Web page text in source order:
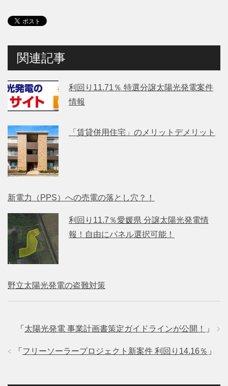
関連記事
利回り11.71％ 特選分譲太陽光発電案件
情報
「賃貸併用住宅」のメリットデメリット
新電力（PPS）への売電の落とし穴？！
利回り11.7％愛媛県 分譲太陽光発電情
報！自由にパネル選択可能！
野立太陽光発電の盗難対策
「 太陽光発電 事業計画書策定ガイドラインが公開！ 」
「 フリーソーラープロジェクト新案件 利回り14.16％ 」